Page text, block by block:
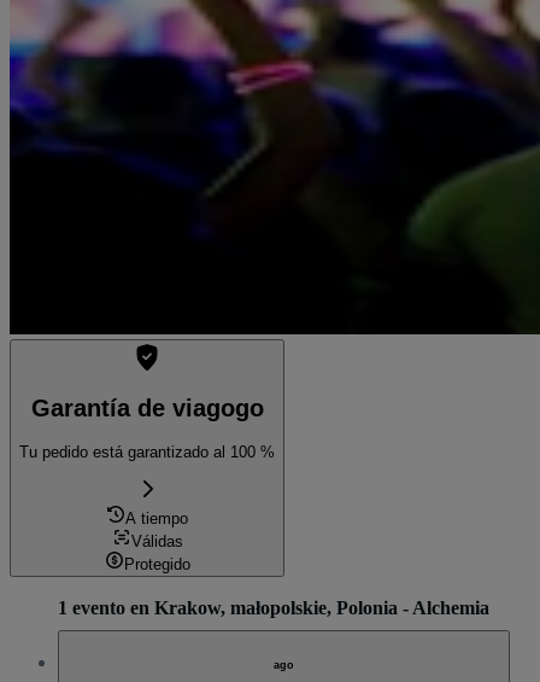
Garantía de viagogo
Tu pedido está garantizado al 100 %
A tiempo
Válidas
Protegido
1 evento en Krakow, małopolskie, Polonia - Alchemia
ago